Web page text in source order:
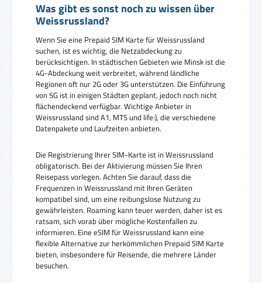
Was gibt es sonst noch zu wissen über
Weissrussland?
Wenn Sie eine Prepaid SIM Karte für Weissrussland
suchen, ist es wichtig, die Netzabdeckung zu
berücksichtigen. In städtischen Gebieten wie Minsk ist die
4G-Abdeckung weit verbreitet, während ländliche
Regionen oft nur 2G oder 3G unterstützen. Die Einführung
von 5G ist in einigen Städten geplant, jedoch noch nicht
flächendeckend verfügbar. Wichtige Anbieter in
Weissrussland sind A1, MTS und life:), die verschiedene
Datenpakete und Laufzeiten anbieten.
Die Registrierung Ihrer SIM-Karte ist in Weissrussland
obligatorisch. Bei der Aktivierung müssen Sie Ihren
Reisepass vorlegen. Achten Sie darauf, dass die
Frequenzen in Weissrussland mit Ihren Geräten
kompatibel sind, um eine reibungslose Nutzung zu
gewährleisten. Roaming kann teuer werden, daher ist es
ratsam, sich vorab über mögliche Kostenfallen zu
informieren. Eine eSIM für Weissrussland kann eine
flexible Alternative zur herkömmlichen Prepaid SIM Karte
bieten, insbesondere für Reisende, die mehrere Länder
besuchen.